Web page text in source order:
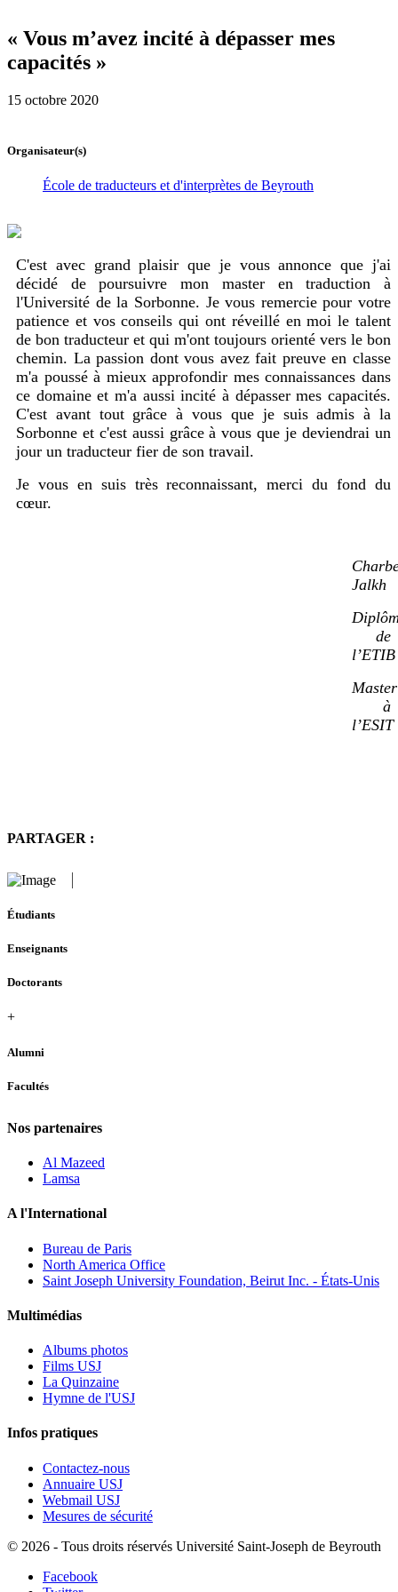
« Vous m’avez incité à dépasser mes
capacités »
15 octobre 2020
Organisateur(s)
École de traducteurs et d'interprètes de Beyrouth
C'est avec grand plaisir que je vous annonce que j'ai
décidé de poursuivre mon master en traduction à
l'Université de la Sorbonne. Je vous remercie pour votre
patience et vos conseils qui ont réveillé en moi le talent
de bon traducteur et qui m'ont toujours orienté vers le bon
chemin. La passion dont vous avez fait preuve en classe
m'a poussé à mieux approfondir mes connaissances dans
ce domaine et m'a aussi incité à dépasser mes capacités.
C'est avant tout grâce à vous que je suis admis à la
Sorbonne et c'est aussi grâce à vous que je deviendrai un
jour un traducteur fier de son travail.
Je vous en suis très reconnaissant, merci du fond du
cœur.
Jalkh
de
l’ETIB
Master
à
l’ESIT
PARTAGER :
Étudiants
Enseignants
Doctorants
+
Alumni
Facultés
Nos partenaires
Al Mazeed
Lamsa
A l'International
Bureau de Paris
North America Office
Saint Joseph University Foundation, Beirut Inc. - États-Unis
Multimédias
Albums photos
Films USJ
La Quinzaine
Hymne de l'USJ
Infos pratiques
Contactez-nous
Annuaire USJ
Webmail USJ
Mesures de sécurité
© 2026 - Tous droits réservés Université Saint-Joseph de Beyrouth
Facebook